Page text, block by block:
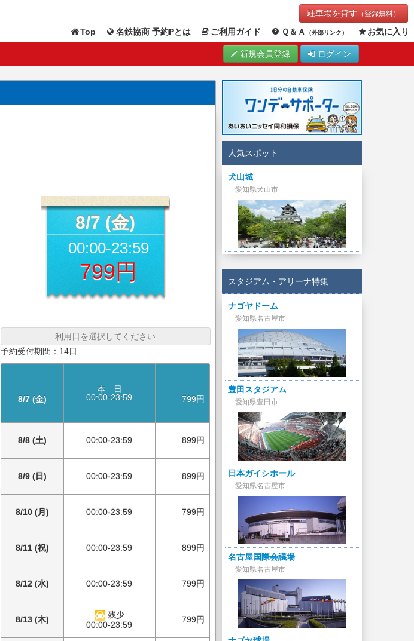
駐車場を貸す （登録無料）
Top 名鉄協商 予約Pとは ご利用ガイド Ｑ＆Ａ （外部リンク） お気に入り
新規会員登録 ログイン
8/7 (金)
00:00-23:59
799円
利用日を選択してください
予約受付期間：14日
8/7 (金)
本 日
00:00-23:59
799円
8/8 (土) 00:00-23:59 899円
8/9 (日) 00:00-23:59 899円
8/10 (月) 00:00-23:59 799円
8/11 (祝) 00:00-23:59 899円
8/12 (水) 00:00-23:59 799円
8/13 (木)
残少
00:00-23:59
799円
人気スポット
犬山城
愛知県犬山市
スタジアム・アリーナ特集
ナゴヤドーム
愛知県名古屋市
豊田スタジアム
愛知県豊田市
日本ガイシホール
愛知県名古屋市
名古屋国際会議場
愛知県名古屋市